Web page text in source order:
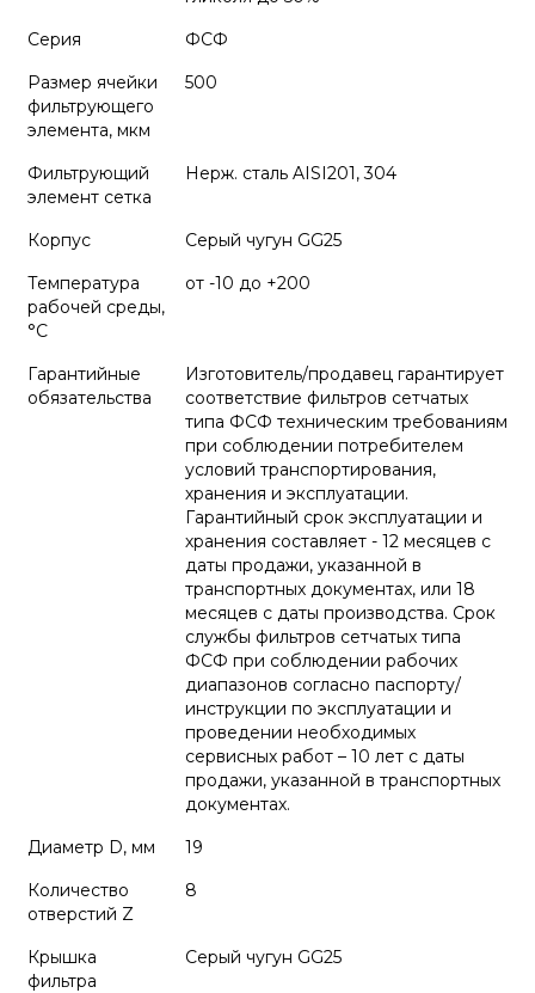
Серия
ФСФ
Размер ячейки
фильтрующего
элемента, мкм
500
Фильтрующий
элемент сетка
Нерж. сталь AISI201, 304
Корпус
Серый чугун GG25
Температура
рабочей среды,
°С
от -10 до +200
Гарантийные
обязательства
Изготовитель/продавец гарантирует
соответствие фильтров сетчатых
типа ФСФ техническим требованиям
при соблюдении потребителем
условий транспортирования,
хранения и эксплуатации.
Гарантийный срок эксплуатации и
хранения составляет - 12 месяцев с
даты продажи, указанной в
транспортных документах, или 18
месяцев с даты производства. Срок
службы фильтров сетчатых типа
ФСФ при соблюдении рабочих
диапазонов согласно паспорту/
инструкции по эксплуатации и
проведении необходимых
сервисных работ – 10 лет с даты
продажи, указанной в транспортных
документах.
Диаметр D, мм
19
Количество
отверстий Z
8
Крышка
фильтра
Серый чугун GG25